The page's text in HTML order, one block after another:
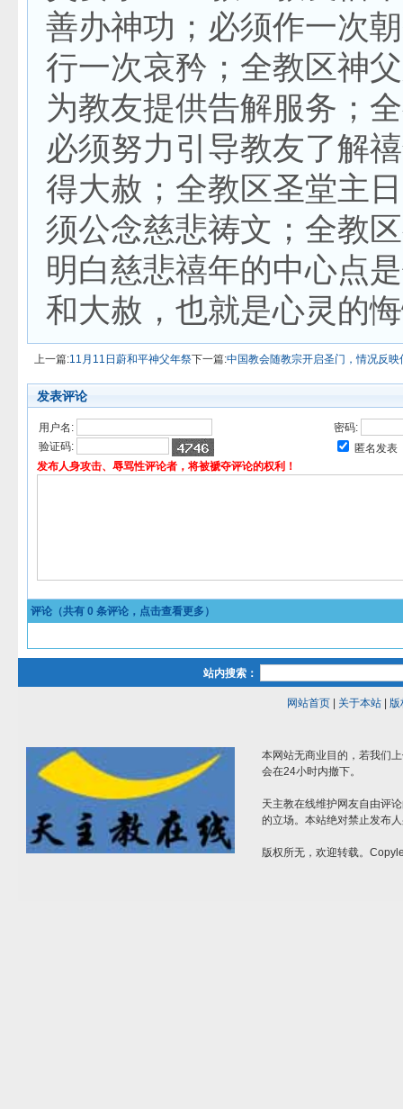
善办神功；必须作一次
行一次哀矜；全教区神
为教友提供告解服务；
必须努力引导教友了解
得大赦；全教区圣堂主
须公念慈悲祷文；全教
明白慈悲禧年的中心点
和大赦，也就是心灵的
上一篇:11月11日蔚和平神父年祭下一篇:中国教会随教宗开启圣门，情况反映
发表评论
用户名:
密码:
验证码:
匿名发表
发布人身攻击、辱骂性评论者，将被褫夺评论的权利！
评论（共有 0 条评论，点击查看更多）
站内搜索：
网站首页| 关于本站| 版
本网站无商业目的，若我们
会在24小时内撤下。
天主教在线维护网友自由评
的立场。本站绝对禁止发布
版权所无，欢迎转载。